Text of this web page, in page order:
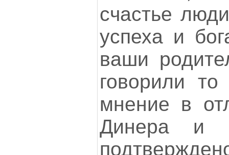
счастье
успеха и
ваши
говорили
мнение в
Динера и